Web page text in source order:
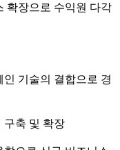
확장으로 수익원 다각
기술의 결합으로 경
구축 및 확장